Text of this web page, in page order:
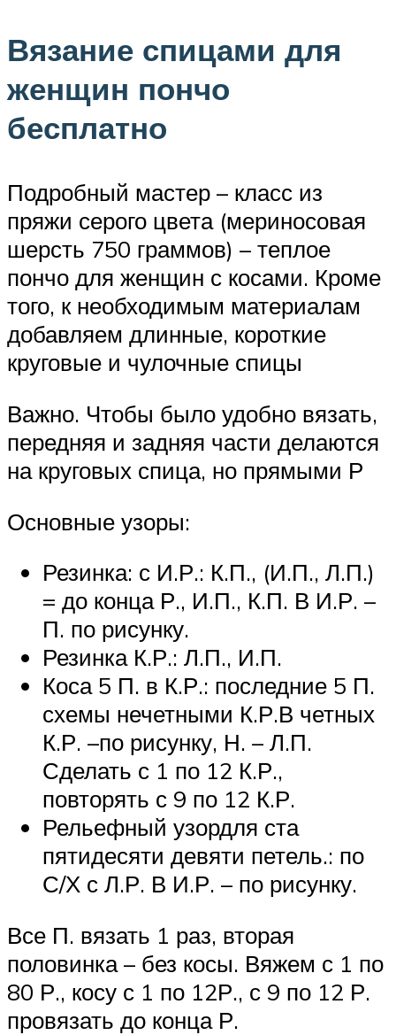
Вязание спицами для
женщин пончо
бесплатно
Подробный мастер – класс из
пряжи серого цвета (мериносовая
шерсть 750 граммов) – теплое
пончо для женщин с косами. Кроме
того, к необходимым материалам
добавляем длинные, короткие
круговые и чулочные спицы
Важно. Чтобы было удобно вязать,
передняя и задняя части делаются
на круговых спица, но прямыми Р
Основные узоры:
Резинка: с И.Р.: К.П., (И.П., Л.П.)
= до конца Р., И.П., К.П. В И.Р. –
П. по рисунку.
Резинка К.Р.: Л.П., И.П.
Коса 5 П. в К.Р.: последние 5 П.
схемы нечетными К.Р.В четных
К.Р. –по рисунку, Н. – Л.П.
Сделать с 1 по 12 К.Р.,
повторять с 9 по 12 К.Р.
Рельефный узордля ста
пятидесяти девяти петель.: по
С/Х с Л.Р. В И.Р. – по рисунку.
Все П. вязать 1 раз, вторая
половинка – без косы. Вяжем с 1 по
80 Р., косу с 1 по 12Р., с 9 по 12 Р.
провязать до конца Р.